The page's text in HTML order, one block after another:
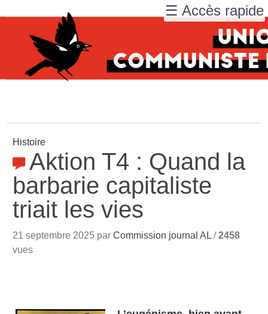
Histoire
Aktion T4 : Quand la
barbarie capitaliste
triait les vies
21 septembre 2025 parCommission journal AL /2458
vues
☰ Accès rapide